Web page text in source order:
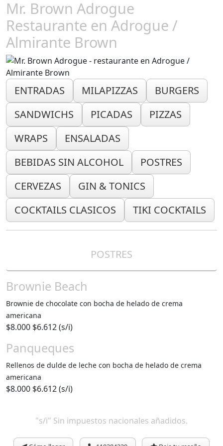
Mr. Brown Adrogue
Restaurante en Adrogue /
Almirante Brown
ENTRADAS MILAPIZZAS
BURGERS
SANDWICHS
PICADAS
PIZZAS
WRAPS
ENSALADAS
BEBIDAS SIN ALCOHOL
POSTRES
CERVEZAS
GIN & TONICS
COCKTAILS CLASICOS
TIKI COCKTAILS
POSTRES
Brownie Beach
Brownie de chocolate con bocha de helado de crema
americana
$8.000 $6.612 (s/i)
Panqueques
Rellenos de dulde de leche con bocha de helado de crema
americana
$8.000 $6.612 (s/i)
"s/i" Sin impuestos nacionales añadidos.